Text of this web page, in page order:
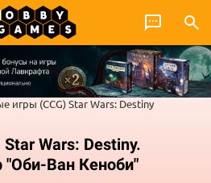
игры (CCG)Star Wars: Destiny
Wars: Destiny.
"Оби-Ван Кеноби"